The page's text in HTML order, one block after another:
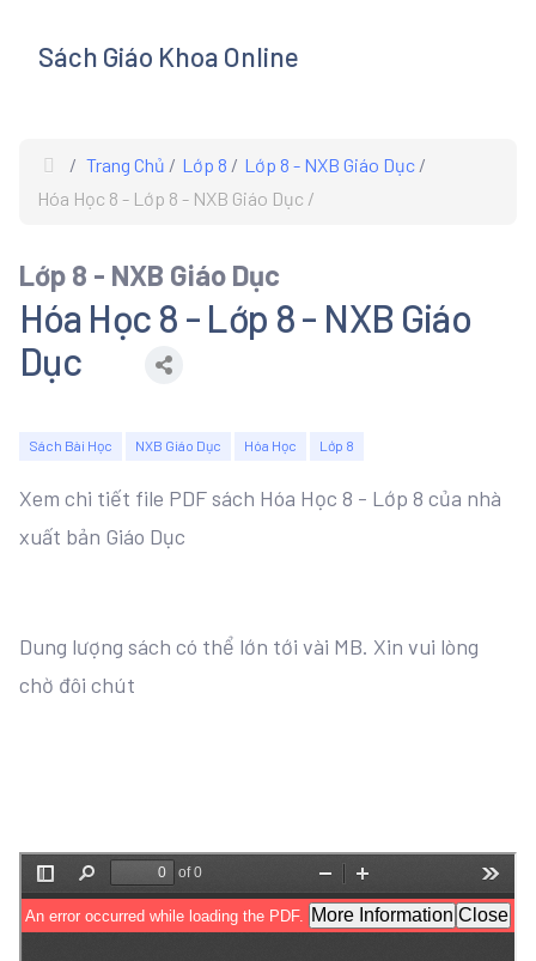
Sách Giáo Khoa Online
Trang Chủ Lớp 8
Lớp 8 - NXB Giáo Dục
Hóa Học 8 - Lớp 8 - NXB Giáo Dục
Lớp 8 - NXB Giáo Dục
Hóa Học 8 - Lớp 8 - NXB Giáo
Dục
Sách Bài Học NXB Giáo Dục Hóa Học Lớp 8
Xem chi tiết file PDF sách Hóa Học 8 - Lớp 8 của nhà
xuất bản Giáo Dục
Dung lượng sách có thể lớn tới vài MB. Xin vui lòng
chờ đôi chút